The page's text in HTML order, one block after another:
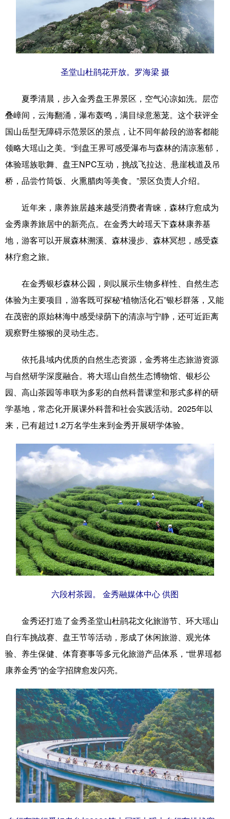
圣堂山杜鹃花开放。罗海梁 摄
夏季清晨，步入金秀盘王界景区，空气沁凉如洗。层峦
叠嶂间，云海翻涌，瀑布轰鸣，满目绿意葱茏。这个获评全
国山岳型无障碍示范景区的景点，让不同年龄段的游客都能
领略大瑶山之美。“到盘王界可感受瀑布与森林的清凉葱郁，
体验瑶族歌舞、盘王NPC互动，挑战飞拉达、悬崖栈道及吊
桥，品尝竹筒饭、火熏腊肉等美食。”景区负责人介绍。
近年来，康养旅居越来越受消费者青睐，森林疗愈成为
金秀康养旅居中的新亮点。在金秀大岭瑶天下森林康养基
地，游客可以开展森林溯溪、森林漫步、森林冥想，感受森
林疗愈之旅。
在金秀银杉森林公园，则以展示生物多样性、自然生态
体验为主要项目，游客既可探秘“植物活化石”银杉群落，又能
在茂密的原始林海中感受绿荫下的清凉与宁静，还可近距离
观察野生猕猴的灵动生态。
依托县域内优质的自然生态资源，金秀将生态旅游资源
与自然研学深度融合。将大瑶山自然生态博物馆、银杉公
园、高山茶园等串联为多彩的自然科普课堂和形式多样的研
学基地，常态化开展课外科普和社会实践活动。2025年以
来，已有超过1.2万名学生来到金秀开展研学体验。
六段村茶园。 金秀融媒体中心 供图
金秀还打造了金秀圣堂山杜鹃花文化旅游节、环大瑶山
自行车挑战赛、盘王节等活动，形成了休闲旅游、观光体
验、养生保健、体育赛事等多元化旅游产品体系，“世界瑶都
康养金秀”的金字招牌愈发闪亮。